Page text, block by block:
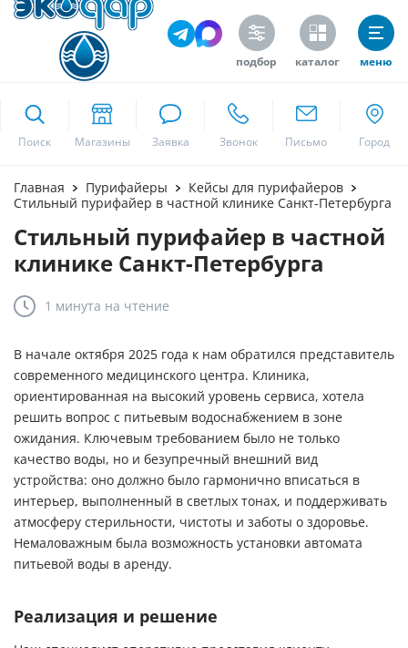
подбор каталог меню
Поиск
Москва
Главная Пурифайеры
Кейсы для пурифайеров
Стильный пурифайер в частной клинике Санкт-Петербурга
Стильный пурифайер в частной
клинике Санкт-Петербурга
1 минута на чтение
В начале октября 2025 года к нам обратился представитель
современного медицинского центра. Клиника,
ориентированная на высокий уровень сервиса, хотела
решить вопрос с питьевым водоснабжением в зоне
ожидания. Ключевым требованием было не только
качество воды, но и безупречный внешний вид
устройства: оно должно было гармонично вписаться в
интерьер, выполненный в светлых тонах, и поддерживать
атмосферу стерильности, чистоты и заботы о здоровье.
Немаловажным была возможность установки автомата
питьевой воды в аренду.
Реализация и решение